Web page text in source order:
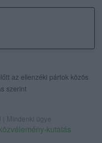
az ellenzéki pártok közös
szerint
| Mindenki ügye
kutatás